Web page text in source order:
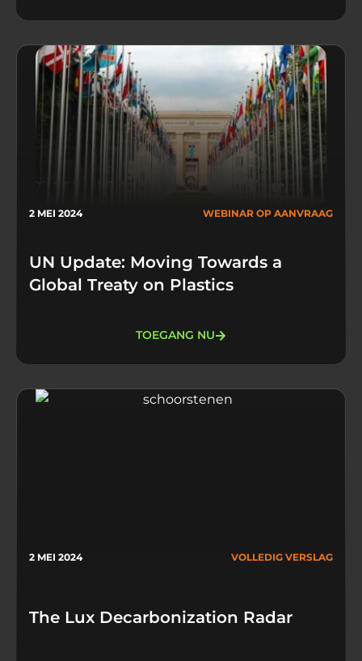
2 MEI 2024 WEBINAR OP AANVRAAG
UN Update: Moving Towards a
Global Treaty on Plastics
TOEGANG NU
2 MEI 2024 VOLLEDIG VERSLAG
The Lux Decarbonization Radar